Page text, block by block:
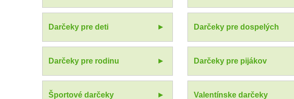
Darčeky pre deti Darčeky pre dospelých
Darčeky pre rodinu Darčeky pre pijákov
Športové darčeky Valentínske darčeky